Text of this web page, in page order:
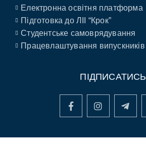
Електронна освітня платформа
Підготовка до ЛІІ “Крок”
Студентське самоврядування
Працевлаштування випускників
ПІДПИСАТИСЬ